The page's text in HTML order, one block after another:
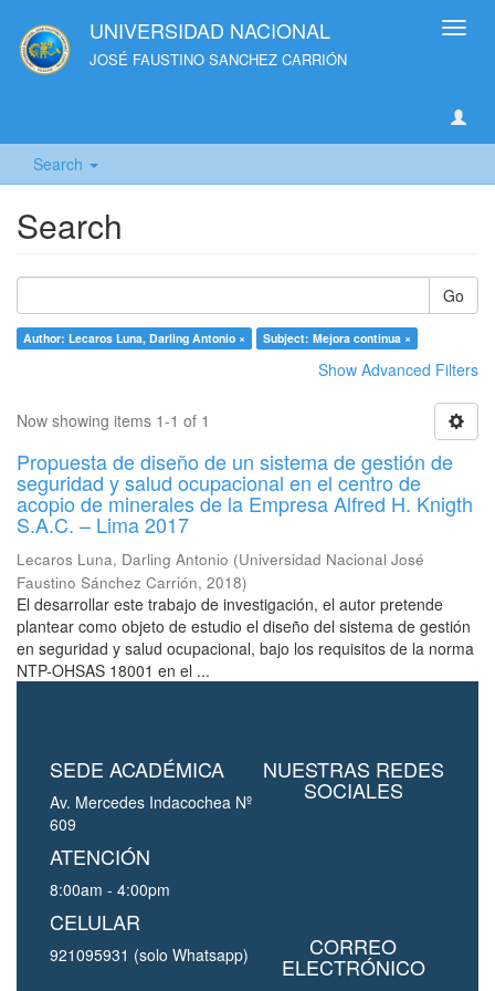
UNIVERSIDAD NACIONAL
JOSÉ FAUSTINO SANCHEZ CARRIÓN
Search
Search
Go
Author: Lecaros Luna, Darling Antonio × Subject: Mejora continua ×
Show Advanced Filters
Now showing items 1-1 of 1
Propuesta de diseño de un sistema de gestión de
seguridad y salud ocupacional en el centro de
acopio de minerales de la Empresa Alfred H. Knigth
S.A.C. – Lima 2017
Lecaros Luna, Darling Antonio (Universidad Nacional José
Faustino Sánchez Carrión, 2018)
El desarrollar este trabajo de investigación, el autor pretende
plantear como objeto de estudio el diseño del sistema de gestión
en seguridad y salud ocupacional, bajo los requisitos de la norma
NTP-OHSAS 18001 en el ...
SEDE ACADÉMICA
Av. Mercedes Indacochea Nº
609
ATENCIÓN
8:00am - 4:00pm
CELULAR
921095931 (solo Whatsapp)
NUESTRAS REDES
SOCIALES
CORREO
ELECTRÓNICO